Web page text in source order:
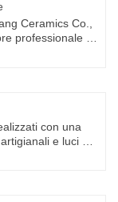
Ceramics Co.,
professionale di
con una
e luci a